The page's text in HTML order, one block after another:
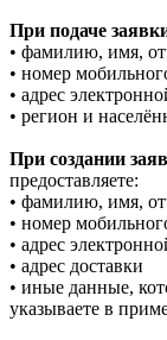
При подаче
• фамилию, имя,
• номер
• адрес
• регион и
При создании
предоставляете:
• фамилию, имя,
• номер
• адрес
• адрес доставки
• иные данные,
указываете в